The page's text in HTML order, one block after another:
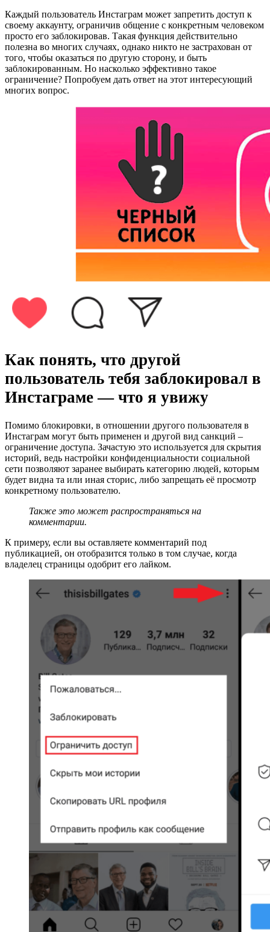
Каждый пользователь Инстаграм может запретить доступ к
своему аккаунту, ограничив общение с конкретным человеком
просто его заблокировав. Такая функция действительно
полезна во многих случаях, однако никто не застрахован от
того, чтобы оказаться по другую сторону, и быть
заблокированным. Но насколько эффективно такое
ограничение? Попробуем дать ответ на этот интересующий
многих вопрос.
Как понять, что другой
пользователь тебя заблокировал в
Инстаграме — что я увижу
Помимо блокировки, в отношении другого пользователя в
Инстаграм могут быть применен и другой вид санкций –
ограничение доступа. Зачастую это используется для скрытия
историй, ведь настройки конфиденциальности социальной
сети позволяют заранее выбирать категорию людей, которым
будет видна та или иная сторис, либо запрещать её просмотр
конкретному пользователю.
Также это может распространяться на
комментарии.
К примеру, если вы оставляете комментарий под
публикацией, он отобразится только в том случае, когда
владелец страницы одобрит его лайком.